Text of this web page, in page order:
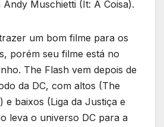
Andy Muschietti (It: A Coisa).
um bom filme para os
porém seu filme está no
The Flash vem depois de
da DC, com altos (The
e baixos (Liga da Justiça e
leva o universo DC para a